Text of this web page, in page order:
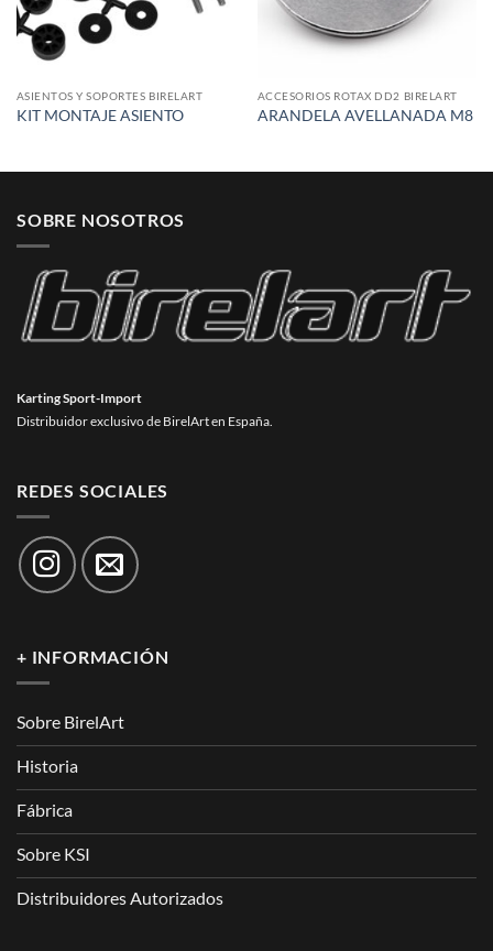
ASIENTOS Y SOPORTES BIRELART
KIT MONTAJE ASIENTO
ACCESORIOS ROTAX DD2 BIRELART
ARANDELA AVELLANADA M8
SOBRE NOSOTROS
Karting Sport-Import
Distribuidor exclusivo de BirelArt en España.
REDES SOCIALES
+ INFORMACIÓN
Sobre BirelArt
Historia
Fábrica
Sobre KSI
Distribuidores Autorizados